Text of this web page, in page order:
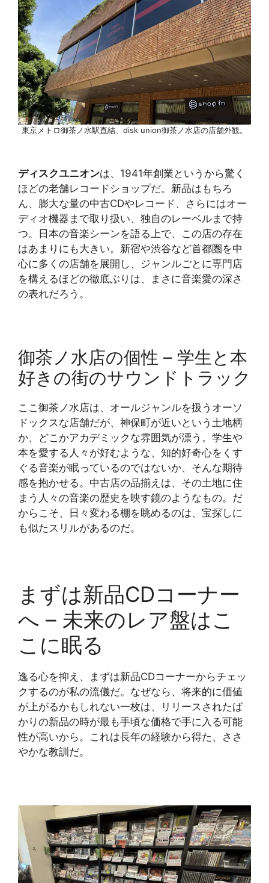
東京メトロ御茶ノ水駅直結、disk union御茶ノ水店の店舗外観。
ディスクユニオンは、1941年創業というから驚く
ほどの老舗レコードショップだ。新品はもちろ
ん、膨大な量の中古CDやレコード、さらにはオー
ディオ機器まで取り扱い、独自のレーベルまで持
つ。日本の音楽シーンを語る上で、この店の存在
はあまりにも大きい。新宿や渋谷など首都圏を中
心に多くの店舗を展開し、ジャンルごとに専門店
を構えるほどの徹底ぶりは、まさに音楽愛の深さ
の表れだろう。
御茶ノ水店の個性 – 学生と本
好きの街のサウンドトラック
ここ御茶ノ水店は、オールジャンルを扱うオーソ
ドックスな店舗だが、神保町が近いという土地柄
か、どこかアカデミックな雰囲気が漂う。学生や
本を愛する人々が好むような、知的好奇心をくす
ぐる音楽が眠っているのではないか、そんな期待
感を抱かせる。中古店の品揃えは、その土地に住
まう人々の音楽の歴史を映す鏡のようなもの。だ
からこそ、日々変わる棚を眺めるのは、宝探しに
も似たスリルがあるのだ。
まずは新品CDコーナー
へ – 未来のレア盤はこ
こに眠る
逸る心を抑え、まずは新品CDコーナーからチェッ
クするのが私の流儀だ。なぜなら、将来的に価値
が上がるかもしれない一枚は、リリースされたば
かりの新品の時が最も手頃な価格で手に入る可能
性が高いから。これは長年の経験から得た、ささ
やかな教訓だ。